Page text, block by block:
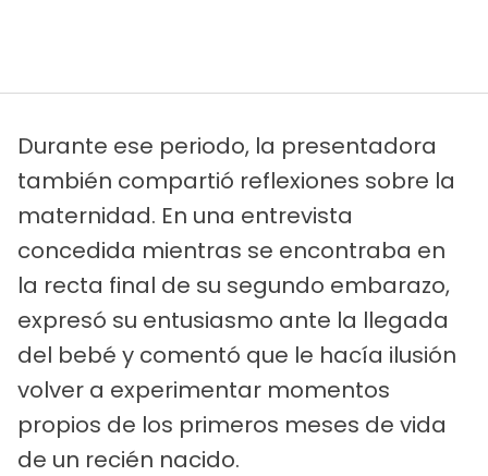
Durante ese periodo, la presentadora
también compartió reflexiones sobre la
maternidad. En una entrevista
concedida mientras se encontraba en
la recta final de su segundo embarazo,
expresó su entusiasmo ante la llegada
del bebé y comentó que le hacía ilusión
volver a experimentar momentos
propios de los primeros meses de vida
de un recién nacido.